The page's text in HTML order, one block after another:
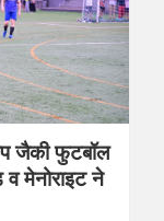
जैकी फुटबॉल
मेनोराइट ने